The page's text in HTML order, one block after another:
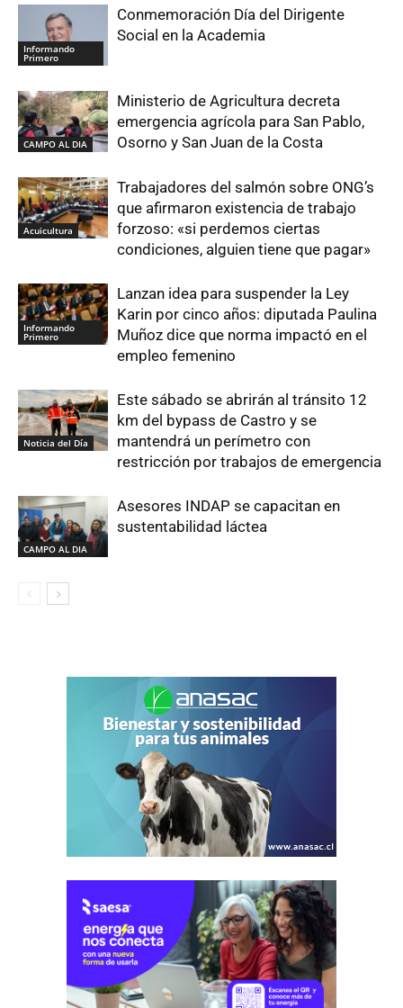
Informando
Primero
Conmemoración Día del Dirigente
Social en la Academia
CAMPO AL DIA
Ministerio de Agricultura decreta
emergencia agrícola para San Pablo,
Osorno y San Juan de la Costa
Acuicultura
Trabajadores del salmón sobre ONG’s
que afirmaron existencia de trabajo
forzoso: «si perdemos ciertas
condiciones, alguien tiene que pagar»
Informando
Primero
Lanzan idea para suspender la Ley
Karin por cinco años: diputada Paulina
Muñoz dice que norma impactó en el
empleo femenino
Noticia del Día
Este sábado se abrirán al tránsito 12
km del bypass de Castro y se
mantendrá un perímetro con
restricción por trabajos de emergencia
CAMPO AL DIA
Asesores INDAP se capacitan en
sustentabilidad láctea